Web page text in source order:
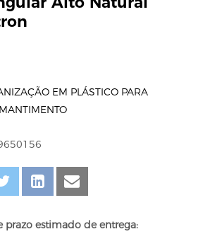
EM PLÁSTICO PARA
prazo estimado de entrega: